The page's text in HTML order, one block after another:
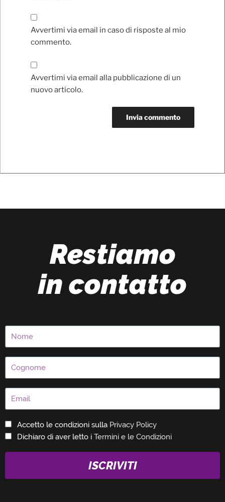
Avvertimi via email in caso di risposte al mio
commento.
Avvertimi via email alla pubblicazione di un
nuovo articolo.
Restiamo
in contatto
Accetto le condizioni sulla Privacy Policy
Dichiaro di aver letto i Termini e le Condizioni
ISCRIVITI